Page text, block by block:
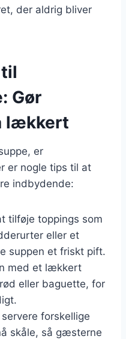
der aldrig bliver
Gør
lækkert
er
er nogle tips til at
indbydende:
tilføje toppings som
eller et
suppen et friskt pift.
med et lækkert
eller baguette, for
forskellige
skåle, så gæsterne